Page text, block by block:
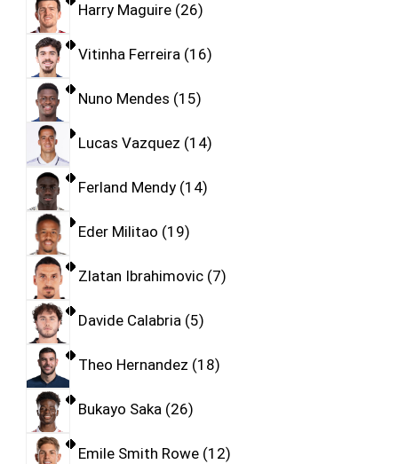
Harry Maguire 26
Vitinha Ferreira 16
Nuno Mendes 15
Lucas Vazquez 14
Ferland Mendy 14
Eder Militao 19
Zlatan Ibrahimovic 7
Davide Calabria 5
Theo Hernandez 18
Bukayo Saka 26
Emile Smith Rowe 12